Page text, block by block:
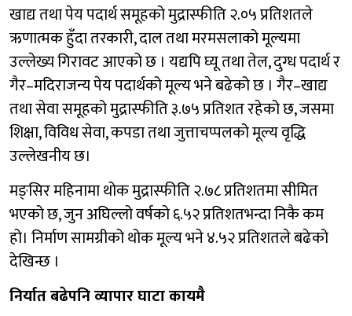
खाद्य तथा पेय पदार्थ समूहको मुद्रास्फीति २.०५ प्रतिशतले
ऋणात्मक हुँदा तरकारी, दाल तथा मरमसलाको मूल्यमा
उल्लेख्य गिरावट आएको छ । यद्यपि घ्यू तथा तेल, दुग्ध पदार्थ र
गैर–मदिराजन्य पेय पदार्थको मूल्य भने बढेको छ । गैर–खाद्य
तथा सेवा समूहको मुद्रास्फीति ३.७५ प्रतिशत रहेको छ, जसमा
शिक्षा, विविध सेवा, कपडा तथा जुत्ताचप्पलको मूल्य वृद्धि
उल्लेखनीय छ।
मङ्सिर महिनामा थोक मुद्रास्फीति २.७८ प्रतिशतमा सीमित
भएको छ, जुन अघिल्लो वर्षको ६.५२ प्रतिशतभन्दा निकै कम
हो। निर्माण सामग्रीको थोक मूल्य भने ४.५२ प्रतिशतले बढेको
देखिन्छ ।
निर्यात बढेपनि व्यापार घाटा कायमै